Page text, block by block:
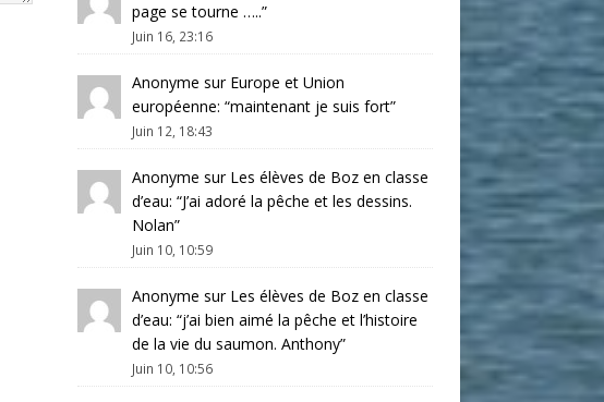
page se tourne …..”
Juin 16, 23:16
Anonyme sur Europe et Union
européenne: “maintenant je suis fort”
Juin 12, 18:43
Anonyme sur Les élèves de Boz en classe
d’eau: “J’ai adoré la pêche et les dessins.
Nolan”
Juin 10, 10:59
Anonyme sur Les élèves de Boz en classe
d’eau: “j’ai bien aimé la pêche et l’histoire
de la vie du saumon. Anthony”
Juin 10, 10:56